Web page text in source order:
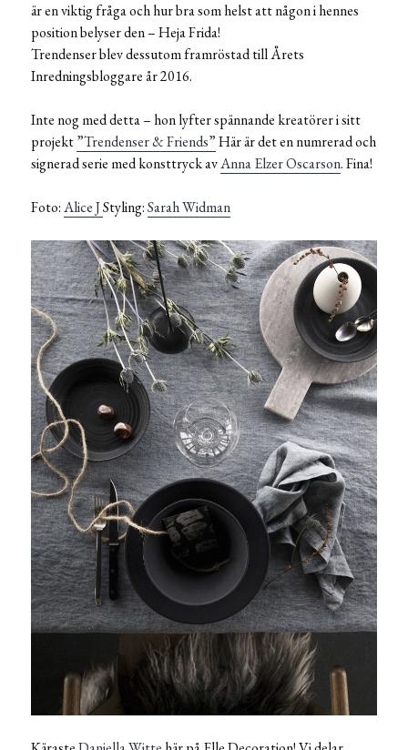
är en viktig fråga och hur bra som helst att någon i hennes
position belyser den – Heja Frida!
Trendenser blev dessutom framröstad till Årets
Inredningsbloggare år 2016.
Inte nog med detta – hon lyfter spännande kreatörer i sitt
projekt”Trendenser & Friends”Här är det en numrerad och
signerad serie med konsttryck avAnna Elzer Oscarson. Fina!
Foto:Alice JStyling:Sarah Widman